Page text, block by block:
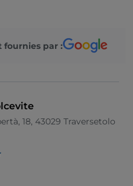
fournies par :
18, 43029 Traversetolo